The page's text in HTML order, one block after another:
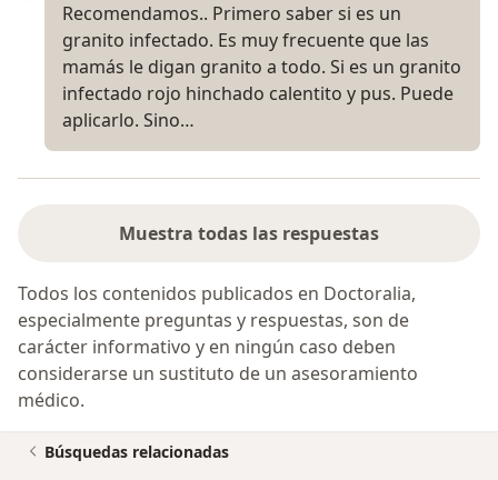
Recomendamos.. Primero saber si es un
granito infectado. Es muy frecuente que las
mamás le digan granito a todo. Si es un granito
infectado rojo hinchado calentito y pus. Puede
aplicarlo. Sino…
Muestra todas las respuestas
Todos los contenidos publicados en Doctoralia,
especialmente preguntas y respuestas, son de
carácter informativo y en ningún caso deben
considerarse un sustituto de un asesoramiento
médico.
Búsquedas relacionadas